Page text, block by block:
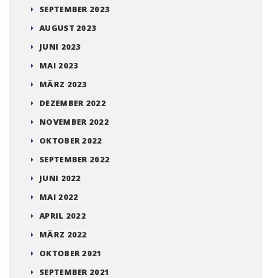
SEPTEMBER 2023
AUGUST 2023
JUNI 2023
MAI 2023
MÄRZ 2023
DEZEMBER 2022
NOVEMBER 2022
OKTOBER 2022
SEPTEMBER 2022
JUNI 2022
MAI 2022
APRIL 2022
MÄRZ 2022
OKTOBER 2021
SEPTEMBER 2021